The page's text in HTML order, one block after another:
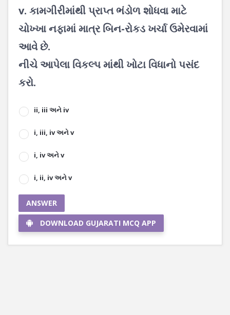
v. કામગીરીમાંથી પ્રાપ્ત ભંડોળ શોધવા માટે
ચોખ્ખા નફામાં માત્ર બિન-રોકડ ખર્ચા ઉમેરવામાં
આવે છે.
નીચે આપેલા વિકલ્પ માંથી ખોટા વિધાનો પસંદ
કરો.
ii, iii અને iv
i, iii, iv અને v
i, iv અને v
i, ii, iv અને v
ANSWER
DOWNLOAD GUJARATI MCQ APP